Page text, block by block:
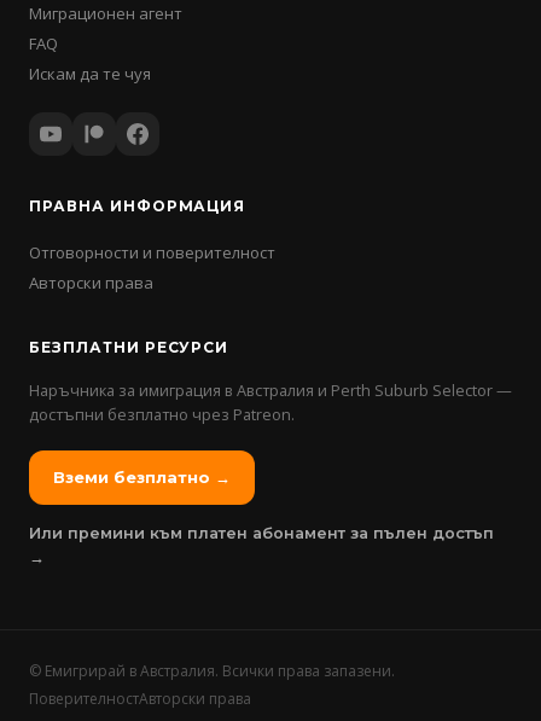
Миграционен агент
FAQ
Искам да те чуя
ПРАВНА ИНФОРМАЦИЯ
Отговорности и поверителност
Авторски права
БЕЗПЛАТНИ РЕСУРСИ
Наръчника за имиграция в Австралия и Perth Suburb Selector —
достъпни безплатно чрез Patreon.
Вземи безплатно →
Или премини към платен абонамент за пълен достъп
→
© Емигрирай в Австралия. Всички права запазени.
ПоверителностАвторски права